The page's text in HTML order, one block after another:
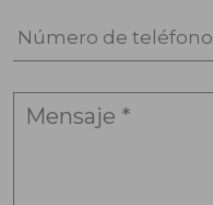
Número de